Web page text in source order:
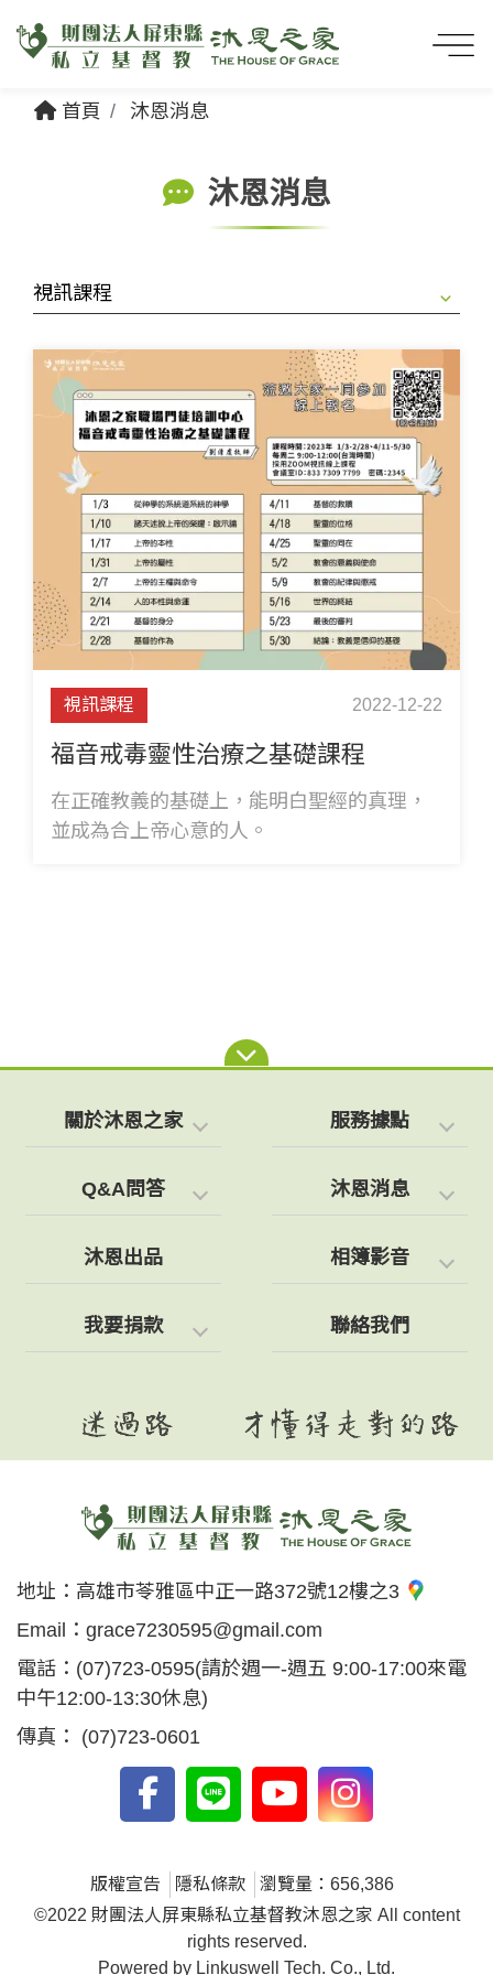
首頁 沐恩消息
沐恩消息
視訊課程 2022-12-22
福音戒毒靈性治療之基礎課程
在正確教義的基礎上，能明白聖經的真理，
並成為合上帝心意的人。
關於沐恩之家 服務據點
Q&A問答 沐恩消息
沐恩出品 相簿影音
我要捐款 聯絡我們
地址： 高雄市苓雅區中正一路372號12樓之3
Email： grace7230595@gmail.com
電話： (07)723-0595(請於週一-週五 9:00-17:00來電
中午12:00-13:30休息)
傳真：
(07)723-0601
版權宣告 隱私條款
瀏覽量：656,386
©2022 財團法人屏東縣私立基督教沐恩之家 All content
rights reserved.
Powered by Linkuswell Tech. Co., Ltd.